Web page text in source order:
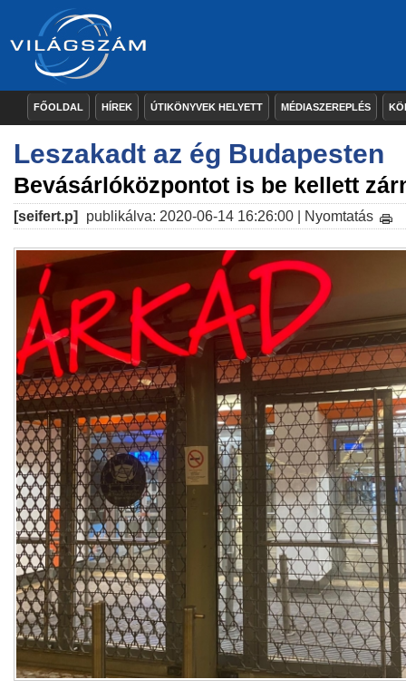
FŐOLDAL HÍREK ÚTIKÖNYVEK HELYETT MÉDIASZEREPLÉS
Leszakadt az ég Budapesten
Bevásárlóközpontot is be kellett
[seifert.p] publikálva: 2020-06-14 16:26:00 | Nyomtatás